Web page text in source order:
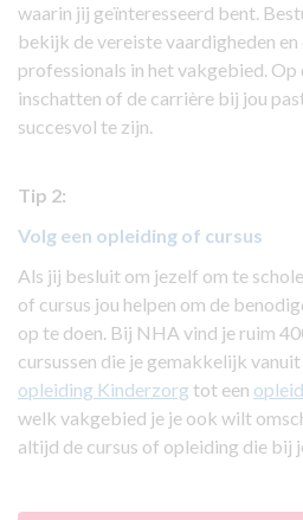
waarin jij geïnteresseerd bent.
bekijk de vereiste vaardigheden
professionals in het vakgebied.
inschatten of de carrière bij jou
succesvol te zijn.
Tip 2:
Volg een opleiding of cursus
Als jij besluit om jezelf om te
of cursus jou helpen om de
op te doen. Bij NHA vind je ruim
cursussen die je gemakkelijk
opleiding Kinderzorg tot een
welk vakgebied je je ook wilt
altijd de cursus of opleiding die bij